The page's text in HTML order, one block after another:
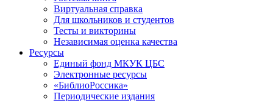
Виртуальная справка
Для школьников и студентов
Тесты и викторины
Независимая оценка качества
Ресурсы
Единый фонд МКУК ЦБС
Электронные ресурсы
«БиблиоРоссика»
Периодические издания